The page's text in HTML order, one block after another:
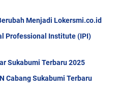
Menjadi Lokersmi.co.id
Professional Institute (IPI)
Sukabumi Terbaru 2025
Cabang Sukabumi Terbaru